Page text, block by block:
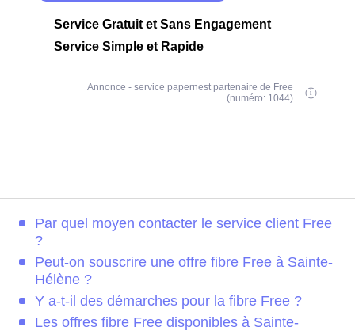
Service Gratuit et Sans Engagement
Service Simple et Rapide
Annonce - service papernest partenaire de Free
(numéro: 1044)
Par quel moyen contacter le service client Free
?
Peut-on souscrire une offre fibre Free à Sainte-
Hélène ?
Y a-t-il des démarches pour la fibre Free ?
Les offres fibre Free disponibles à Sainte-